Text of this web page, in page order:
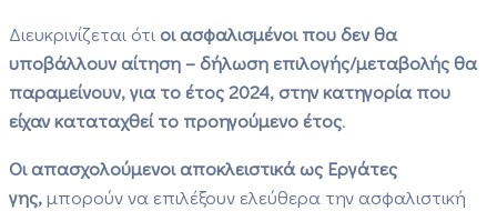
Διευκρινίζεται ότι οι ασφαλισμένοι που δεν θα
υποβάλλουν αίτηση – δήλωση επιλογής/μεταβολής θα
παραμείνουν, για το έτος 2024, στην κατηγορία που
είχαν καταταχθεί το προηγούμενο έτος.
Οι απασχολούμενοι αποκλειστικά ως Εργάτες
γης,μπορούν να επιλέξουν ελεύθερα την ασφαλιστική